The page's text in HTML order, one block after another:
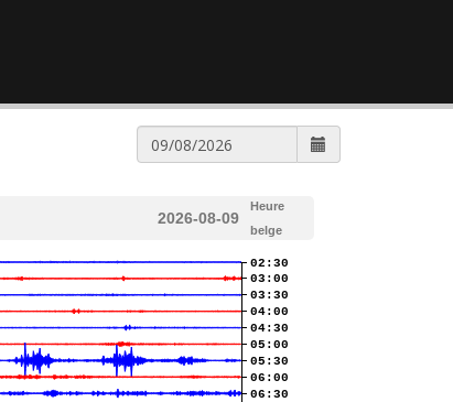
2026-08-09
Heure
belge
02:30
03:00
03:30
04:00
04:30
05:00
05:30
06:00
06:30